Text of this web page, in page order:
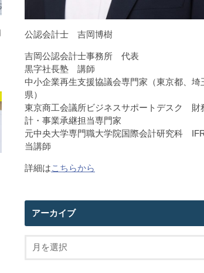
公認会計士 吉岡博樹
吉岡公認会計士事務所 代表
黒字社長塾 講師
中小企業再生支援協議会専門家（東京都、埼
県）
東京商工会議所ビジネスサポートデスク 財
計・事業承継担当専門家
元中央大学専門職大学院国際会計研究科
当講師
詳細はこちらから
アーカイブ